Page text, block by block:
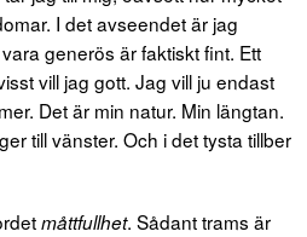
I det avseendet är jag
generös är faktiskt fint. Ett
vill jag gott. Jag vill ju endast
Det är min natur. Min längtan.
till vänster. Och i det tysta tillber
måttfullhet. Sådant trams är